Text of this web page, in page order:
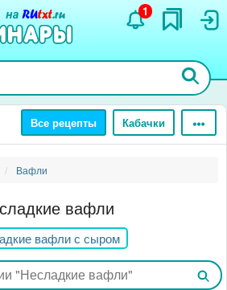
1
Все рецепты Кабачки
Вафли
вафли
вафли с сыром